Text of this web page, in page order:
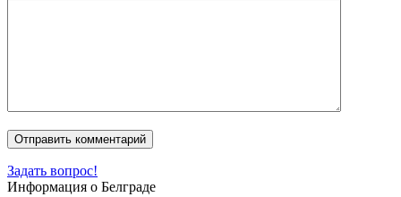
Задать вопрос!
Информация о Белграде